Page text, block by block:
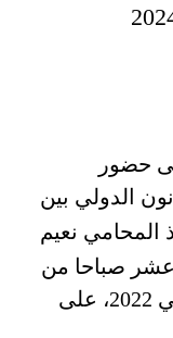
حضور
الدولي بين
المحامي نعيم
عشر صباحا من
يوم الثلاثاء القادم 11 كانون الثاني 2022، على